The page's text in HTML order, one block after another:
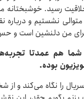
رسید. خوشبختانه
نشستیم و درباره
من دلنشین است و
هم عمدتا
بوده.
را نگاه می‌کند و